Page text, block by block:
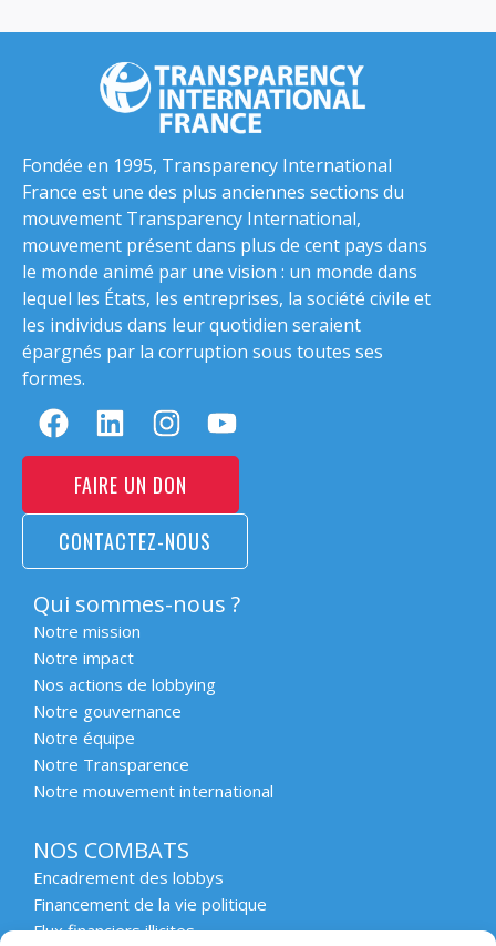
Fondée en 1995, Transparency International
France est une des plus anciennes sections du
mouvement Transparency International,
mouvement présent dans plus de cent pays dans
le monde animé par une vision : un monde dans
lequel les États, les entreprises, la société civile et
les individus dans leur quotidien seraient
épargnés par la corruption sous toutes ses
formes.
FAIRE UN DON
CONTACTEZ-NOUS
Qui sommes-nous ?
Notre mission
Notre impact
Nos actions de lobbying
Notre gouvernance
Notre équipe
Notre Transparence
Notre mouvement international
NOS COMBATS
Encadrement des lobbys
Financement de la vie politique
Flux financiers illicites